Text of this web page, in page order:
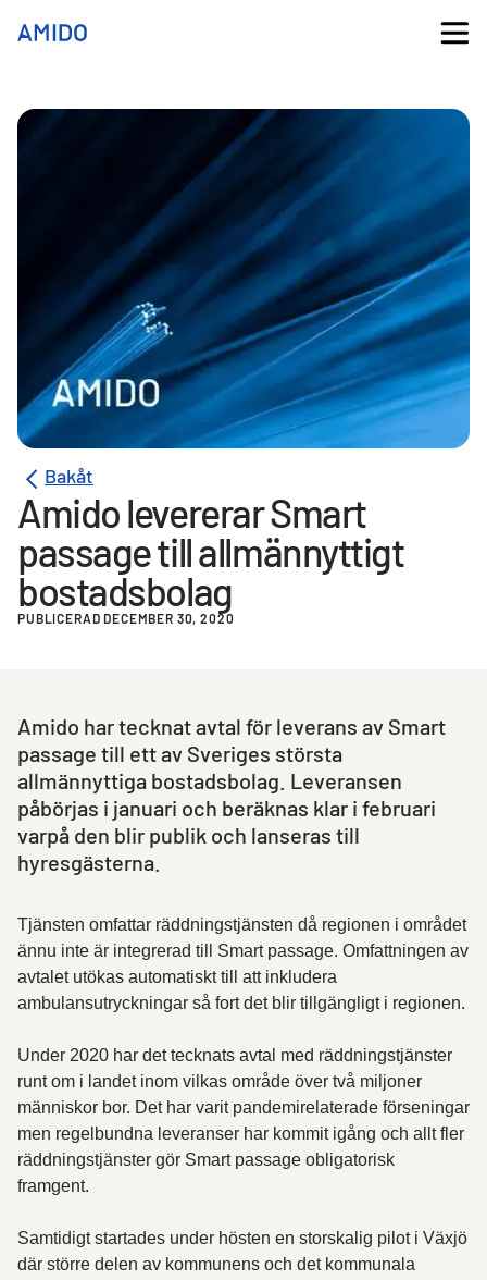
Bakåt
Amido levererar Smart
passage till allmännyttigt
bostadsbolag
PUBLICERAD DECEMBER 30, 2020
Amido har tecknat avtal för leverans av Smart
passage till ett av Sveriges största
allmännyttiga bostadsbolag. Leveransen
påbörjas i januari och beräknas klar i februari
varpå den blir publik och lanseras till
hyresgästerna.
Tjänsten omfattar räddningstjänsten då regionen i området
ännu inte är integrerad till Smart passage. Omfattningen av
avtalet utökas automatiskt till att inkludera
ambulansutryckningar så fort det blir tillgängligt i regionen.
Under 2020 har det tecknats avtal med räddningstjänster
runt om i landet inom vilkas område över två miljoner
människor bor. Det har varit pandemirelaterade förseningar
men regelbundna leveranser har kommit igång och allt fler
räddningstjänster gör Smart passage obligatorisk
framgent.
Samtidigt startades under hösten en storskalig pilot i Växjö
där större delen av kommunens och det kommunala